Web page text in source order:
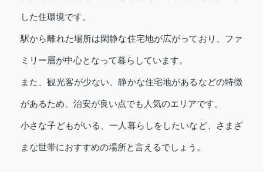
した住環境です。
駅から離れた場所は閑静な住宅地が広がっており、ファ
ミリー層が中心となって暮らしています。
また、観光客が少ない、静かな住宅地があるなどの特徴
があるため、治安が良い点でも人気のエリアです。
小さな子どもがいる、一人暮らしをしたいなど、さまざ
まな世帯におすすめの場所と言えるでしょう。